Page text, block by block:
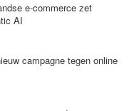
e-commerce zet
AI
campagne tegen online